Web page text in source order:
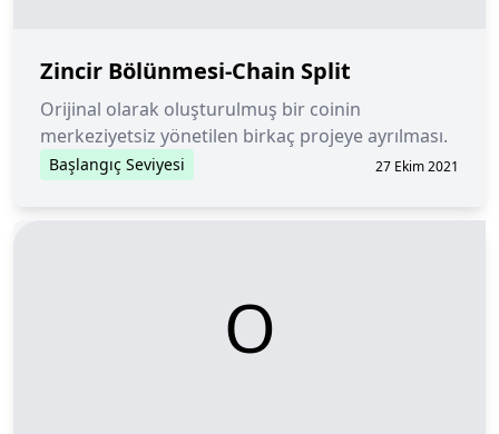
Zincir Bölünmesi-Chain Split
Orijinal olarak oluşturulmuş bir coinin
merkeziyetsiz yönetilen birkaç projeye ayrılması.
Başlangıç Seviyesi 27 Ekim 2021
O